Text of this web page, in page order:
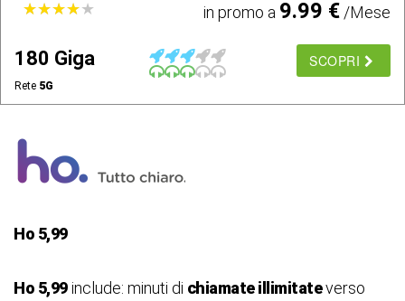
★★★★★
★★★★★ in promo a 9.99 €/Mese
180 Giga
Rete 5G
SCOPRI
Ho 5,99
Ho 5,99include: minuti di chiamate illimitateverso